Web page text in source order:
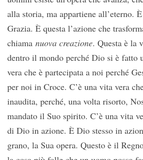
alla storia, ma appartiene all’eterno.
Grazia. È questa l’azione che
chiama nuova creazione. Questa è la
dentro il mondo perché Dio si è fatto
vera che è partecipata a noi perché
per noi in Croce. C’è una vita vera
inaudita, perché, una volta risorto,
mandato il Suo spirito. C’è una vita
di Dio in azione. È Dio stesso in
grano, la Sua opera. Questo è il